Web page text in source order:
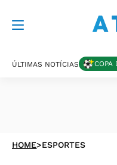
ÚLTIMAS NOTÍCIAS COPA
HOME>ESPORTES